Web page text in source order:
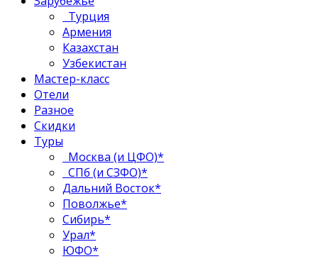
Турция
Армения
Казахстан
Узбекистан
Мастер-класс
Отели
Разное
Скидки
Туры
Москва (и ЦФО)*
СПб (и СЗФО)*
Дальний Восток*
Поволжье*
Сибирь*
Урал*
ЮФО*